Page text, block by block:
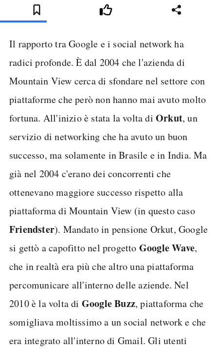
Il rapporto tra Google e i social network ha
radici profonde. È dal 2004 che l'azienda di
Mountain View cerca di sfondare nel settore con
piattaforme che però non hanno mai avuto molto
fortuna. All'inizio è stata la volta di Orkut, un
servizio di networking che ha avuto un buon
successo, ma solamente in Brasile e in India. Ma
già nel 2004 c'erano dei concorrenti che
ottenevano maggiore successo rispetto alla
piattaforma di Mountain View (in questo caso
Friendster). Mandato in pensione Orkut, Google
si gettò a capofitto nel progetto Google Wave,
che in realtà era più che altro una piattaforma
percomunicare all'interno delle aziende. Nel
2010 è la volta di Google Buzz, piattaforma che
somigliava moltissimo a un social network e che
era integrato all'interno di Gmail. Gli utenti